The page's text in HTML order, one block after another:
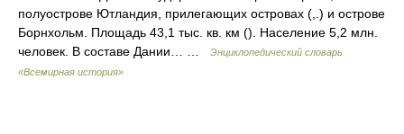
полуострове Ютландия, прилегающих островах (,.) и острове
Борнхольм. Площадь 43,1 тыс. кв. км (). Население 5,2 млн.
человек. В составе Дании… …
Энциклопедический словарь
«Всемирная история»